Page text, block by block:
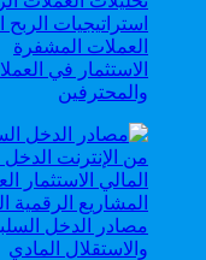
الاستثمار في
والمحترفين
مصادر الدخل
والاستقلال المادي